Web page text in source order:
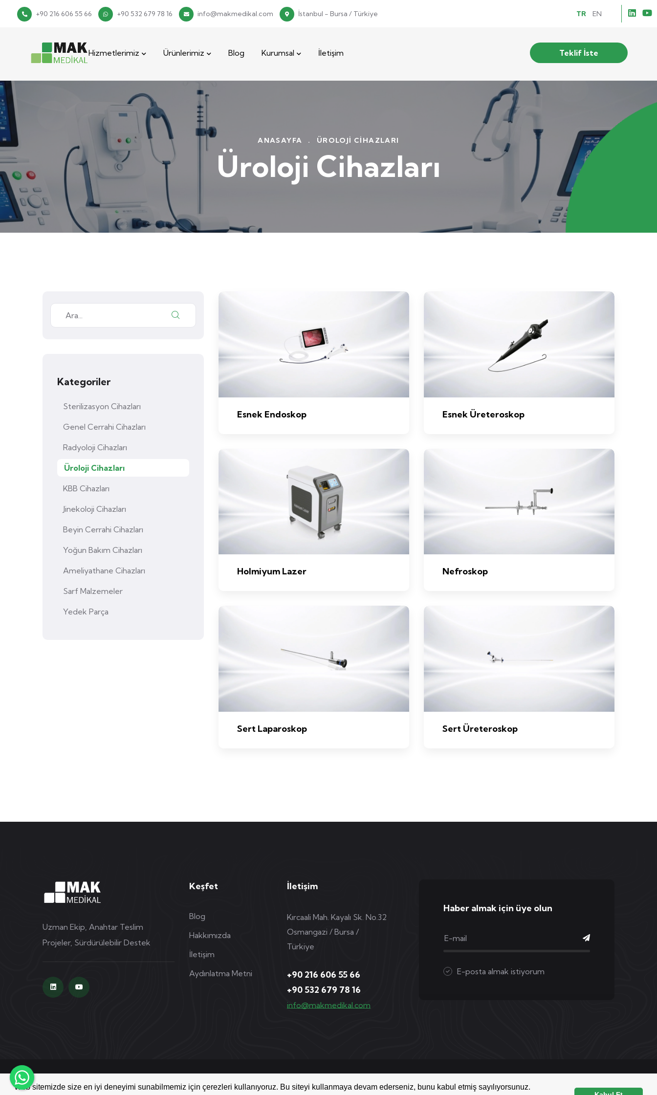
Web sitemizde size en iyi deneyimi sunabilmemiz için çerezleri kullanıyoruz. Bu siteyi kullanmaya devam ederseniz, bunu kabul etmiş sayılıyorsunuz.
+90 216 606 55 66 +90 532 679 78 16 info@makmedikal.com İstanbul - Bursa / Türkiye TR EN
Hizmetlerimiz Ürünlerimiz Blog Kurumsal İletişim Teklif İste
ANASAYFA . ÜROLOJI CIHAZLARI
Üroloji Cihazları
Kategoriler
Sterilizasyon Cihazları
Genel Cerrahi Cihazları
Radyoloji Cihazları
Üroloji Cihazları
KBB Cihazları
Jinekoloji Cihazları
Beyin Cerrahi Cihazları
Yoğun Bakım Cihazları
Ameliyathane Cihazları
Sarf Malzemeler
Yedek Parça
Esnek Endoskop Esnek Üreteroskop
Holmiyum Lazer Nefroskop
Sert Laparoskop Sert Üreteroskop
Uzman Ekip, Anahtar Teslim
Projeler, Sürdürülebilir Destek
Keşfet
Blog
Hakkımızda
İletişim
Aydınlatma Metni
İletişim
Kırcaali Mah. Kayalı Sk. No.32
Osmangazi / Bursa /
Türkiye
+90 216 606 55 66
+90 532 679 78 16
info@makmedikal.com
Haber almak için üye olun
E-posta almak istiyorum
Copyright © 2026 Mak Medikal | Tüm Hakları Saklıdır